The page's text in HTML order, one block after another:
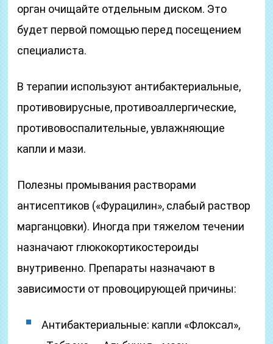
орган очищайте отдельным диском. Это
будет первой помощью перед посещением
специалиста.
В терапии используют антибактериальные,
противовирусные, противоаллергические,
противовоспалительные, увлажняющие
капли и мази.
Полезны промывания растворами
антисептиков («Фурацилин», слабый раствор
марганцовки). Иногда при тяжелом течении
назначают глюкокортикостероиды
внутривенно. Препараты назначают в
зависимости от провоцирующей причины:
Антибактериальные: капли «Флоксал»,